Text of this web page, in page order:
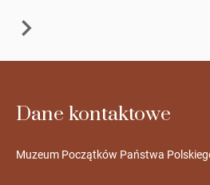
Dane kontaktowe
Muzeum Początków Państwa